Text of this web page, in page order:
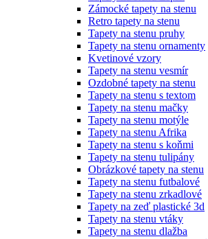
Zámocké tapety na stenu
Retro tapety na stenu
Tapety na stenu pruhy
Tapety na stenu ornamenty
Kvetinové vzory
Tapety na stenu vesmír
Ozdobné tapety na stenu
Tapety na stenu s textom
Tapety na stenu mačky
Tapety na stenu motýle
Tapety na stenu Afrika
Tapety na stenu s koňmi
Tapety na stenu tulipány
Obrázkové tapety na stenu
Tapety na stenu futbalové
Tapety na stenu zrkadlové
Tapety na zeď plastické 3d
Tapety na stenu vtáky
Tapety na stenu dlažba